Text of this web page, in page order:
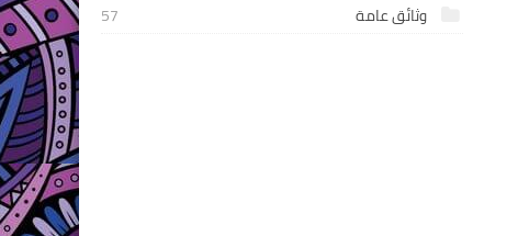
وثائق عامة
57